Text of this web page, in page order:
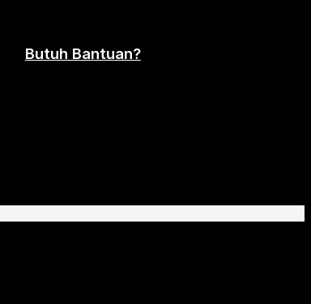
Butuh Bantuan?